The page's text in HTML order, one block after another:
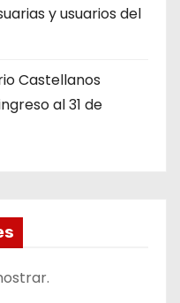
y usuarios del
Castellanos
al 31 de